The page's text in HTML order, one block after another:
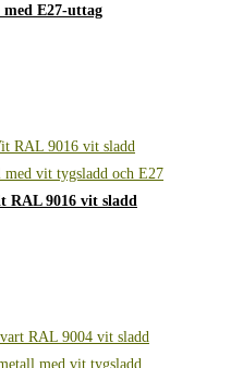
med E27-uttag
RAL 9016 vit sladd